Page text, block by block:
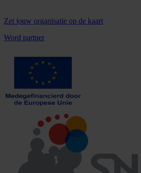
Zet jouw organisatie op de kaart
Word partner